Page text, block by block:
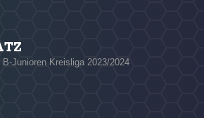
B-Junioren Kreisliga 2023/2024